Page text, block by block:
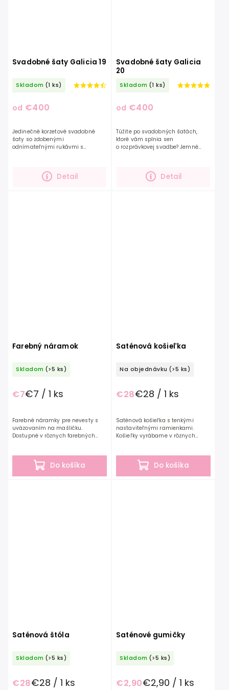
Svadobné šaty Galicia 19
Skladom (1 ks)
od €400
Detail
Jedinečné korzetové svadobné
šaty so zdobenými
odnímateľnými rukávmi s
zdobený malými kvietočkami ktoré
sú po celej...
Svadobné šaty Galicia
20
Skladom (1 ks)
od €400
Detail
Túžite po svadobných šatách,
ktoré vám splnia sen
o rozprávkovej svadbe? Jemné
čipkou a gombíkmi v kombinácii
Farebný náramok
Skladom (>5 ks)
€7€7 / 1 ks
Do košíka
Farebné náramky pre nevesty s
uväzovaním na mašličku.
Dostupné v rôznych farebných
telefonicky a informujte sa o...
Saténová košieľka
Na objednávku (>5 ks)
€28€28 / 1 ks
Do košíka
Saténová košieľka s tenkými
nastaviteľnými ramienkami.
Košieľky vyrábame v rôznych
telefonicky a...
Saténová štóla
Skladom (>5 ks)
€28€28 / 1 ks
Saténové gumičky
Skladom (>5 ks)
€2,90€2,90 / 1 ks